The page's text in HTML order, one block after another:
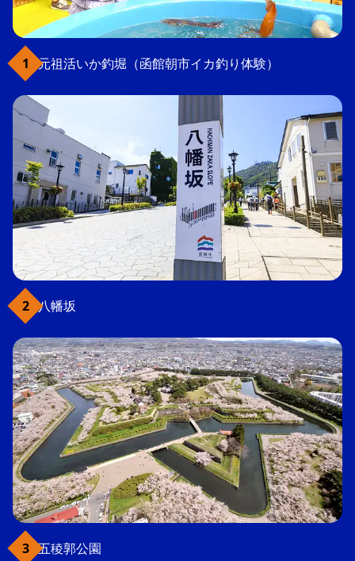
元祖活いか釣堀（函館朝市イカ釣り体験）
八幡坂
五稜郭公園